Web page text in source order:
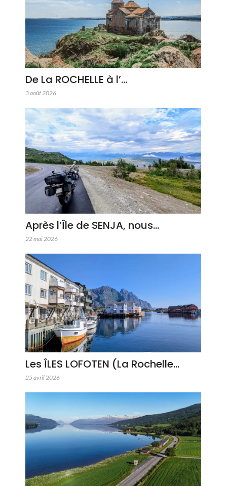
De La ROCHELLE à l’…
3 août 2026
Après l’Île de SENJA, nous…
22 mai 2026
Les ÎLES LOFOTEN (La Rochelle…
25 avril 2026